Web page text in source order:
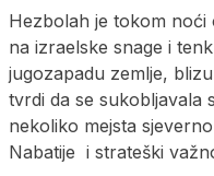
Hezbolah je tokom noći
na izraelske snage i
jugozapadu zemlje,
tvrdi da se sukobljavala
nekoliko mejsta
Nabatije i strateški